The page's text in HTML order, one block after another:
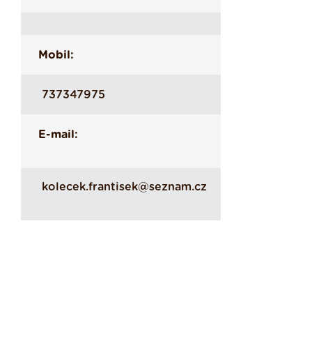
Mobil:
737347975
E-mail:
kolecek.frantisek@seznam.cz